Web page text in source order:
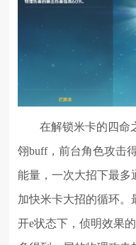
在解锁米卡的四命
翎buff，前台角色攻击
能量，一次大招下最多
加快米卡大招的循环。
开e状态下，侦明效果